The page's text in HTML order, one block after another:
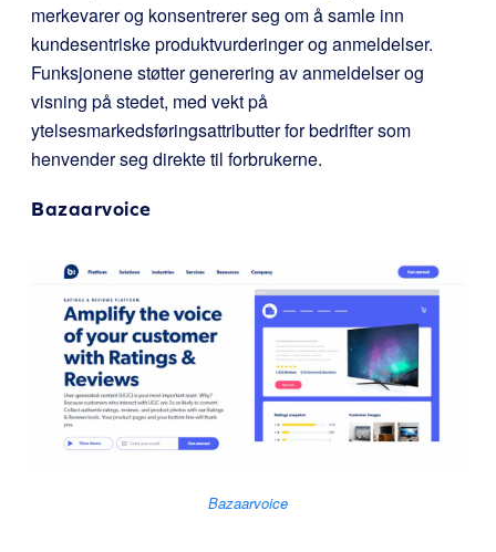
merkevarer og konsentrerer seg om å samle inn
kundesentriske produktvurderinger og anmeldelser.
Funksjonene støtter generering av anmeldelser og
visning på stedet, med vekt på
ytelsesmarkedsføringsattributter for bedrifter som
henvender seg direkte til forbrukerne.
Bazaarvoice
Bazaarvoice